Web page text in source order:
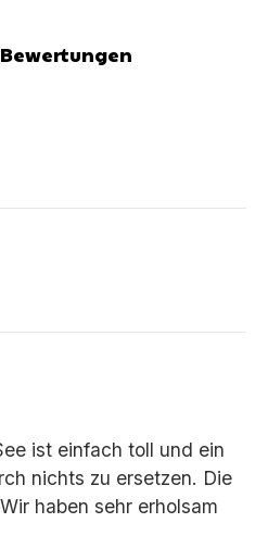
Bewertungen
ist einfach toll und ein
nichts zu ersetzen. Die
haben sehr erholsam